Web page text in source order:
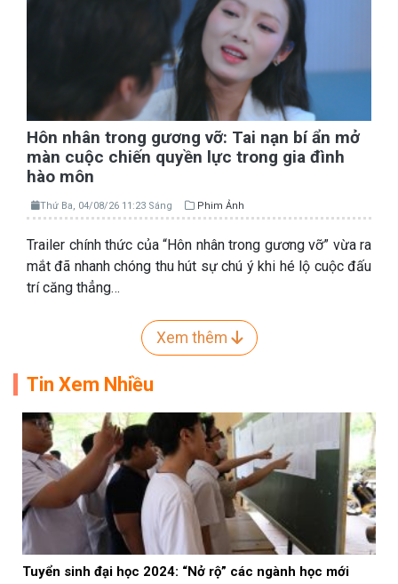
Hôn nhân trong gương vỡ: Tai nạn bí ẩn mở
màn cuộc chiến quyền lực trong gia đình
hào môn
Thứ Ba, 04/08/26 11:23 Sáng Phim Ảnh
Trailer chính thức của “Hôn nhân trong gương vỡ” vừa ra
mắt đã nhanh chóng thu hút sự chú ý khi hé lộ cuộc đấu
trí căng thẳng…
Xem thêm
Tin Xem Nhiều
Tuyển sinh đại học 2024: “Nở rộ” các ngành học mới